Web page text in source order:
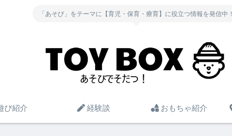
「あそび」をテーマに【育児・保育・療育】に役立つ情報を発信中！
び紹介 経験談 おもちゃ紹介